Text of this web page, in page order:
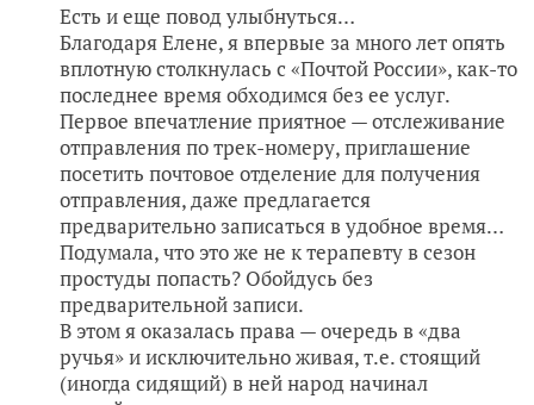
Есть и еще повод улыбнуться…
Благодаря Елене, я впервые за много лет опять
вплотную столкнулась с «Почтой России», как-то
последнее время обходимся без ее услуг.
Первое впечатление приятное — отслеживание
отправления по трек-номеру, приглашение
посетить почтовое отделение для получения
отправления, даже предлагается
предварительно записаться в удобное время…
Подумала, что это же не к терапевту в сезон
простуды попасть? Обойдусь без
предварительной записи.
В этом я оказалась права — очередь в «два
ручья» и исключительно живая, т.е. стоящий
(иногда сидящий) в ней народ начинал